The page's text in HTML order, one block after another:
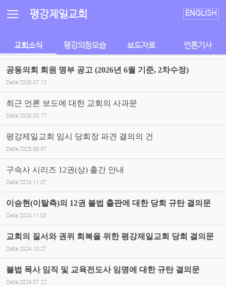
평강제일교회 ENGLISH
교회소식 평강의참모습 보도자료 언론기사
공동의회 회원 명부 공고 (2026년 6월 기준, 2차수정)
Date 2026.07.12
최근 언론 보도에 대한 교회의 사과문
Date 2026.03.17
평강제일교회 임시 당회장 파견 결의의 건
Date 2025.06.07
구속사 시리즈 12권(상) 출간 안내
Date 2024.11.07
이승현(이탈측)의 12권 불법 출판에 대한 당회 규탄 결의문
Date 2024.11.03
교회의 질서와 권위 회복을 위한 평강제일교회 당회 결의문
Date 2024.10.27
불법 목사 임직 및 교육전도사 임명에 대한 규탄 결의문
Date 2024.07.22